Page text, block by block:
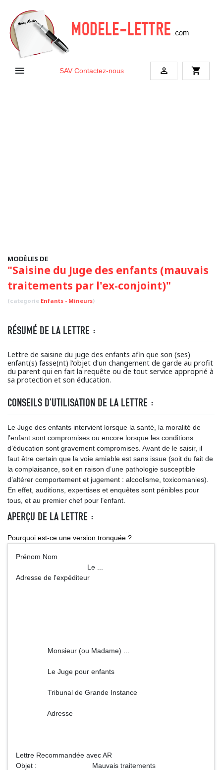
 SAV Contactez-nous  shopping_cart
MODÈLES DE
"Saisine du Juge des enfants (mauvais
traitements par l'ex-conjoint)"
(categorie Enfants - Mineurs)
RÉSUMÉ DE LA LETTRE :
Lettre de saisine du juge des enfants afin que son (ses)
enfant(s) fasse(nt) l'objet d'un changement de garde au profit
du parent qui en fait la requête ou de tout service approprié à
sa protection et son éducation.
CONSEILS D'UTILISATION DE LA LETTRE :
Le Juge des enfants intervient lorsque la santé, la moralité de
l’enfant sont compromises ou encore lorsque les conditions
d’éducation sont gravement compromises. Avant de le saisir, il
faut être certain que la voie amiable est sans issue (soit du fait de
la complaisance, soit en raison d’une pathologie susceptible
d’altérer comportement et jugement : alcoolisme, toxicomanies).
En effet, auditions, expertises et enquêtes sont pénibles pour
tous, et au premier chef pour l’enfant.
APERÇU DE LA LETTRE :
Pourquoi est-ce une version tronquée ?
Prénom Nom
Le ...
Adresse de l'expéditeur
Monsieur (ou Madame) ...
Le Juge pour enfants
Tribunal de Grande Instance
Adresse
Lettre Recommandée avec AR
Objet : Mauvais traitements